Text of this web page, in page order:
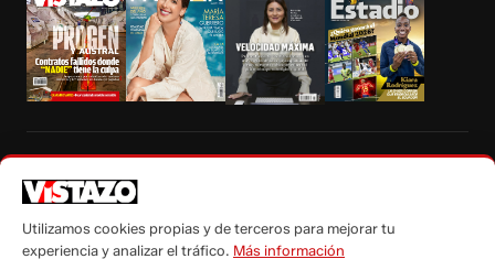
autorización escrita de su titular, de todos los contenidos de Vistazo.com.
Utilizamos cookies propias y de terceros para mejorar tu
experiencia y analizar el tráfico. Más información